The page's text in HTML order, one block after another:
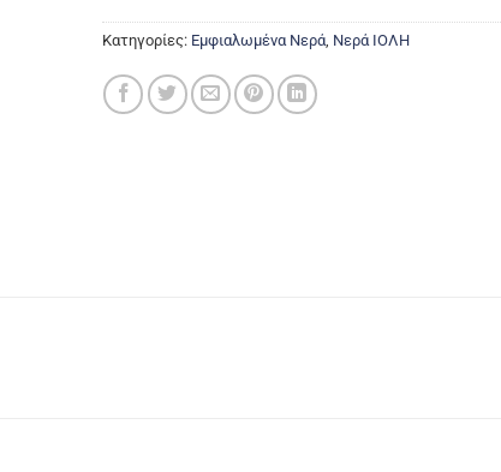
Κατηγορίες: Εμφιαλωμένα Νερά, Νερά ΙΟΛΗ